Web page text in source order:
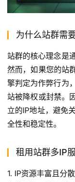
为什么站群需
站群的核心理念是
然而，如果您的站
擎判定为作弊行为
站被降权或封禁。
立的IP地址，避免
全性和稳定性。
租用站群多IP
1. IP资源丰富且分